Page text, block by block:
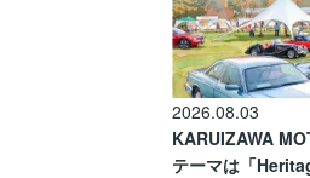
2026.08.03
KARUIZAWA
テーマは「